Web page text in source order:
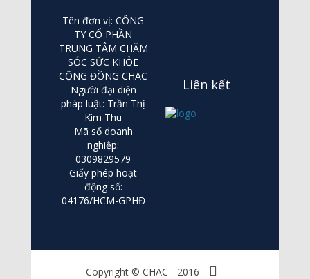
Tên đơn vị: CÔNG
TY CỔ PHẦN
TRUNG TÂM CHĂM
SÓC SỨC KHỎE
CỘNG ĐỒNG CHAC
Người đại diện
pháp luật: Trần Thị
Kim Thu
Mã số doanh
nghiệp:
0309829579
Giấy phép hoạt
động số:
04176/HCM-GPHĐ
Liên kết
Copyright © CHAC - 2016